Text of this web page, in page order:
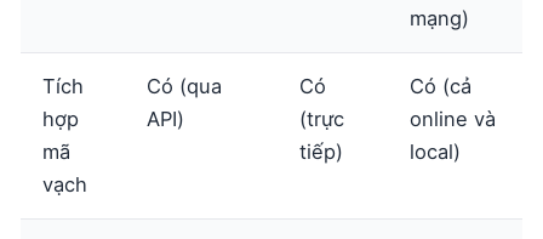
mạng)
Tích
hợp
mã
vạch
Có (qua
API)
Có
(trực
tiếp)
Có (cả
online và
local)